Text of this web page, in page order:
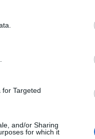
Targeted
and/or Sharing
for which it